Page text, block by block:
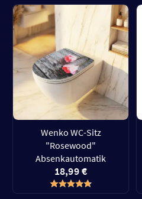
Wenko WC-Sitz
"Rosewood"
Absenkautomatik
18,99 €